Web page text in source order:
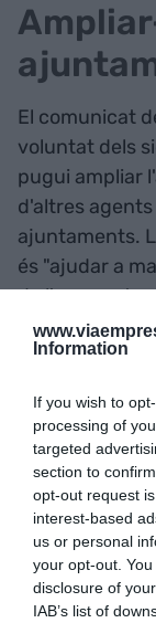
Information
If you wish to
processing of
targeted
section to
opt-out request
interest-based
us or personal
your opt-out.
disclosure of
IAB’s list of
El comunicat
voluntat dels
pugui ampliar
d'altres
ajuntaments.
és "ajudar a
de l'aeroport
L'AGi engloba
Territori i
Diputació de
Girona.
Afegir
Google
Estigues
ACTIVAR